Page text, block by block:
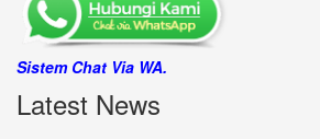
Sistem Chat Via WA.
Latest News